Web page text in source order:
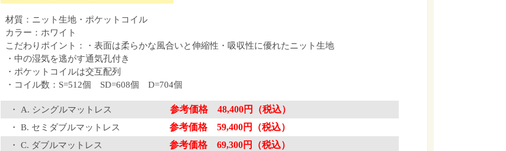
材質：ニット生地・ポケットコイル
カラー：ホワイト
こだわりポイント：・表面は柔らかな風合いと伸縮性・吸収性に優れたニット生地
・中の湿気を逃がす通気孔付き
・ポケットコイルは交互配列
・コイル数：S=512個 SD=608個 D=704個
A. シングルマットレス 参考価格 48,400円（税込）
B. セミダブルマットレス 参考価格 59,400円（税込）
C. ダブルマットレス 参考価格 69,300円（税込）